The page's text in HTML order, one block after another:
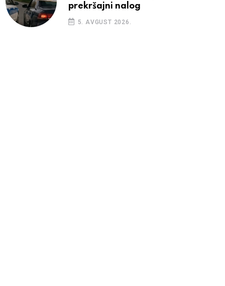
prekršajni nalog
5. AVGUST 2026.